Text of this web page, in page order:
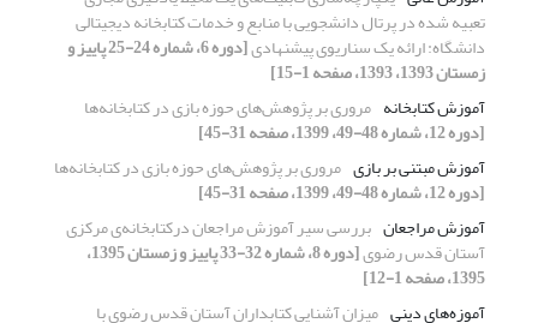
تعبیه شده در پرتال دانشجویی با منابع و خدمات کتابخانه دیجیتالی
دانشگاه: ارائه یک سناریوی پیشنهادی [دوره 6، شماره 24-25 پاییز و
زمستان 1393، 1393، صفحه 1-15]
آموزش کتابخانه مروری بر پژوهش‌های حوزه بازی در کتابخانه‌ها
[دوره 12، شماره 48-49، 1399، صفحه 31-45]
آموزش مبتنی بر بازی مروری بر پژوهش‌های حوزه بازی در کتابخانه‌ها
[دوره 12، شماره 48-49، 1399، صفحه 31-45]
آموزش مراجعان بررسی سیر آموزش مراجعان درکتابخانه‌ی مرکزی
آستان قدس رضوی [دوره 8، شماره 32-33 پاییز و زمستان 1395،
1395، صفحه 1-12]
آموزه‌های دینی میزان آشنایی کتابداران آستان قدس رضوی با